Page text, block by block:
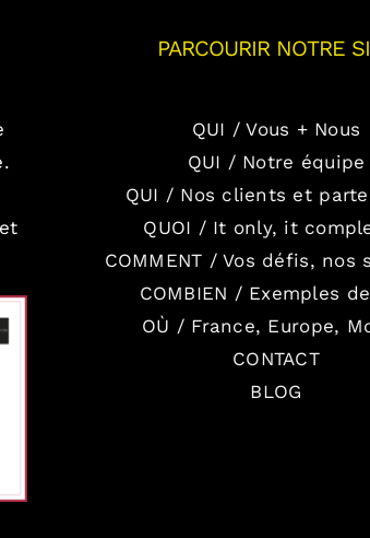
PARCOURIR NOTRE
QUI / Vous + Nous
QUI / Notre équipe
QUI / Nos clients et
QUOI / It only, it
COMMENT / Vos défis, nos
COMBIEN / Exemples
OÙ / France, Europe,
CONTACT
BLOG